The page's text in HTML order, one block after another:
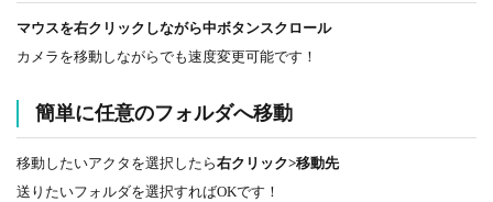
マウスを右クリックしながら中ボタンスクロール
カメラを移動しながらでも速度変更可能です！
簡単に任意のフォルダへ移動
移動したいアクタを選択したら右クリック>移動先
送りたいフォルダを選択すればOKです！